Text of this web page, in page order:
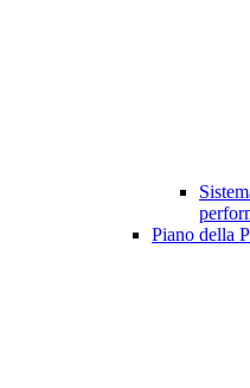
Piano della